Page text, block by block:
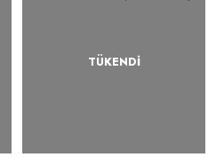
TÜKENDİ